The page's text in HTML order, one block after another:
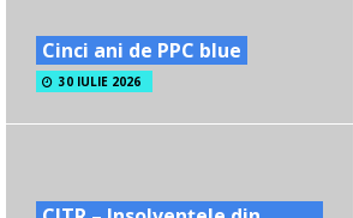
Cinci ani de PPC blue
30 IULIE 2026